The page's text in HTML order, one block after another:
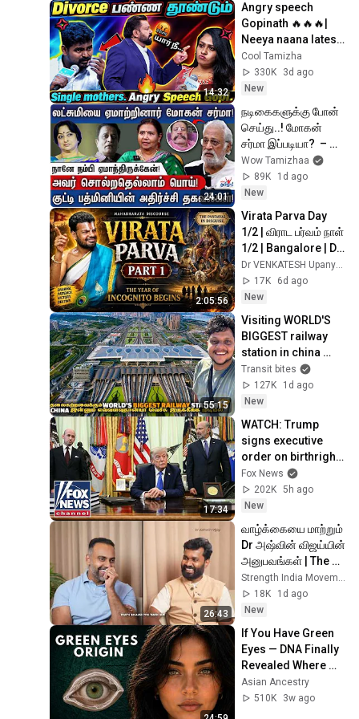
14:32
Angry speech
Gopinath 🔥🔥🔥|
Neeya naana latest
troll |
#Cooltamizha
Cool Tamizha
330K
3d ago
New
24:01
நடிகைகளுக்கு போன்
செய்து..! மோகன்
சர்மா இப்படியா?  –
Kutty Padmini
Reveals All
Wow Tamizhaa
89K
1d ago
New
2:05:56
Virata Parva Day
1/2 | விராட பர்வம் நாள்
1/2 | Bangalore | Dr
Venkatesh
Upanyasam
Dr VENKATESH Upanyasams
17K
6d ago
New
55:15
Visiting WORLD'S
BIGGEST railway
station in china
தலைசுத்திடுச்சு |
China Ep 10
Transit bites
127K
1d ago
New
17:34
WATCH: Trump
signs executive
order on birthright
citizenship
Fox News
202K 5h ago
New
26:43
வாழ்க்கையை மாற்றும்
Dr அஷ்வின் விஜய்யின்
அனுபவங்கள் | The
Journey Within |
Life, Yoga & Family
18K
1d ago
New
If You Have Green
Eyes — DNA Finally
Revealed Where
They Really Come
From
Asian Ancestry
510K
3w ago